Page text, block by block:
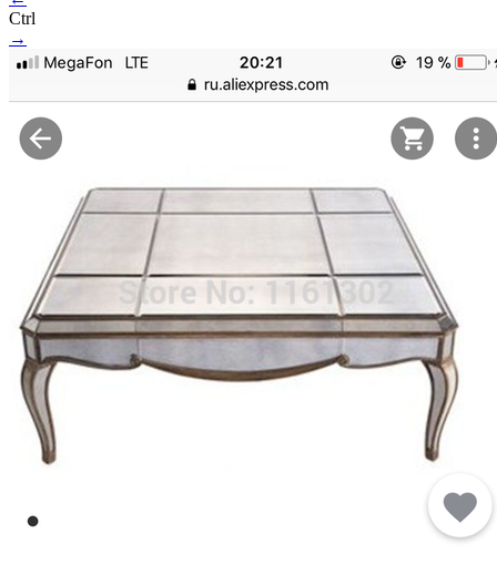
Ctrl
→